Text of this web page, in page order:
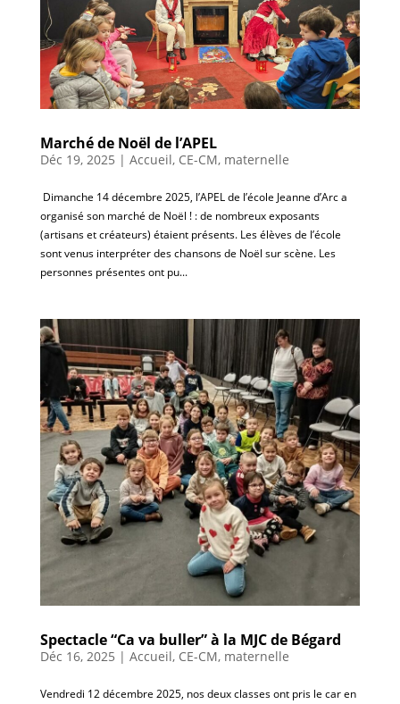
Marché de Noël de l’APEL
Déc 19, 2025 | Accueil, CE-CM, maternelle
​ Dimanche 14 décembre 2025, l’APEL de l’école Jeanne d’Arc a
organisé son marché de Noël ! : de nombreux exposants
(artisans et créateurs) étaient présents. Les élèves de l’école
sont venus interpréter des chansons de Noël sur scène. Les
personnes présentes ont pu...
Spectacle “Ca va buller” à la MJC de Bégard
Déc 16, 2025 | Accueil, CE-CM, maternelle
Vendredi 12 décembre 2025, nos deux classes ont pris le car en